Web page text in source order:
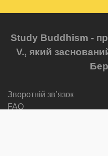
Study Buddhism -
V., який
Зворотній звʼязок
FAQ